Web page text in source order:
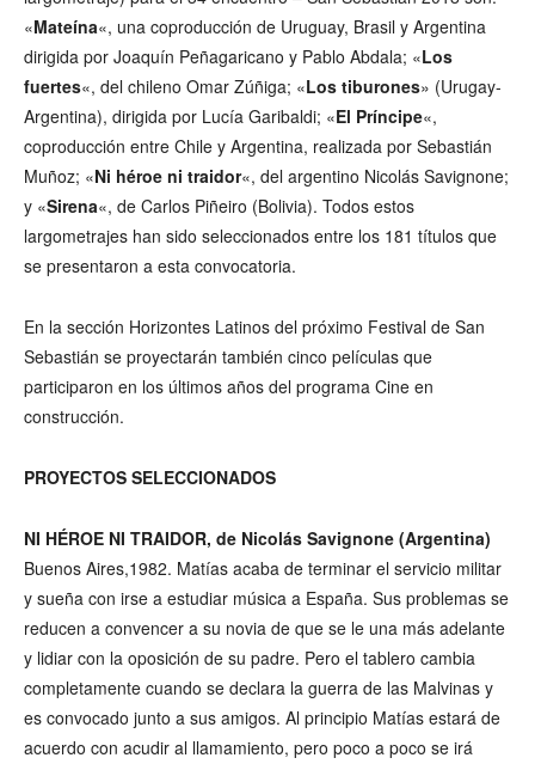
«Mateína«, una coproducción de Uruguay, Brasil y Argentina
dirigida por Joaquín Peñagaricano y Pablo Abdala; «Los
fuertes«, del chileno Omar Zúñiga; «Los tiburones» (Urugay-
Argentina), dirigida por Lucía Garibaldi; «El Príncipe«,
coproducción entre Chile y Argentina, realizada por Sebastián
Muñoz; «Ni héroe ni traidor«, del argentino Nicolás Savignone;
y «Sirena«, de Carlos Piñeiro (Bolivia). Todos estos
largometrajes han sido seleccionados entre los 181 títulos que
se presentaron a esta convocatoria.
En la sección Horizontes Latinos del próximo Festival de San
Sebastián se proyectarán también cinco películas que
participaron en los últimos años del programa Cine en
construcción.
PROYECTOS SELECCIONADOS
NI HÉROE NI TRAIDOR, de Nicolás Savignone (Argentina)
Buenos Aires,1982. Matías acaba de terminar el servicio militar
y sueña con irse a estudiar música a España. Sus problemas se
reducen a convencer a su novia de que se le una más adelante
y lidiar con la oposición de su padre. Pero el tablero cambia
completamente cuando se declara la guerra de las Malvinas y
es convocado junto a sus amigos. Al principio Matías estará de
acuerdo con acudir al llamamiento, pero poco a poco se irá